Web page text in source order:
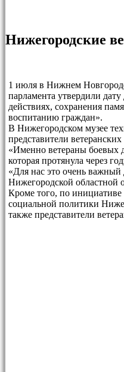
Нижегородские
1 июля в Нижнем
парламента утвердили
действиях, сохранения
воспитанию граждан».
В Нижегородском музее
представители
«Именно ветераны боевых
которая протянула через
«Для нас это очень
Нижегородской областной
Кроме того, по
социальной политики
также представители